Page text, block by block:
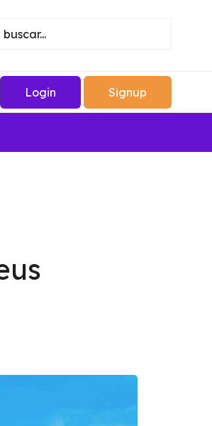
Login Signup